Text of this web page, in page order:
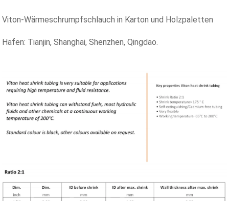
Viton-Wärmeschrumpfschlauch in Karton und Holzpaletten
Hafen: Tianjin, Shanghai, Shenzhen, Qingdao.